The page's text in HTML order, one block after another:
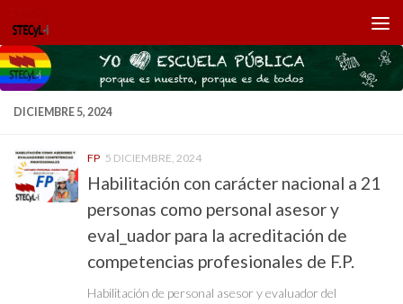
Saltar al contenido
DICIEMBRE 5, 2024
FP 5 DICIEMBRE, 2024
Habilitación con carácter nacional a 21
personas como personal asesor y
eval_uador para la acreditación de
competencias profesionales de F.P.
Habilitación de personal asesor y evaluador del